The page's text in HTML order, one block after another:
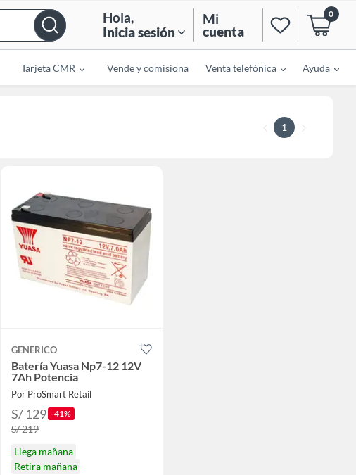
Hola,
Inicia sesión
Mi
cuenta
0
Tarjeta CMR Vende y comisiona Venta telefónica Ayuda
1
GENERICO
Batería Yuasa Np7-12 12V
7Ah Potencia
Por ProSmart Retail
S/ 129 -41%
S/ 219
Llega mañana
Retira mañana